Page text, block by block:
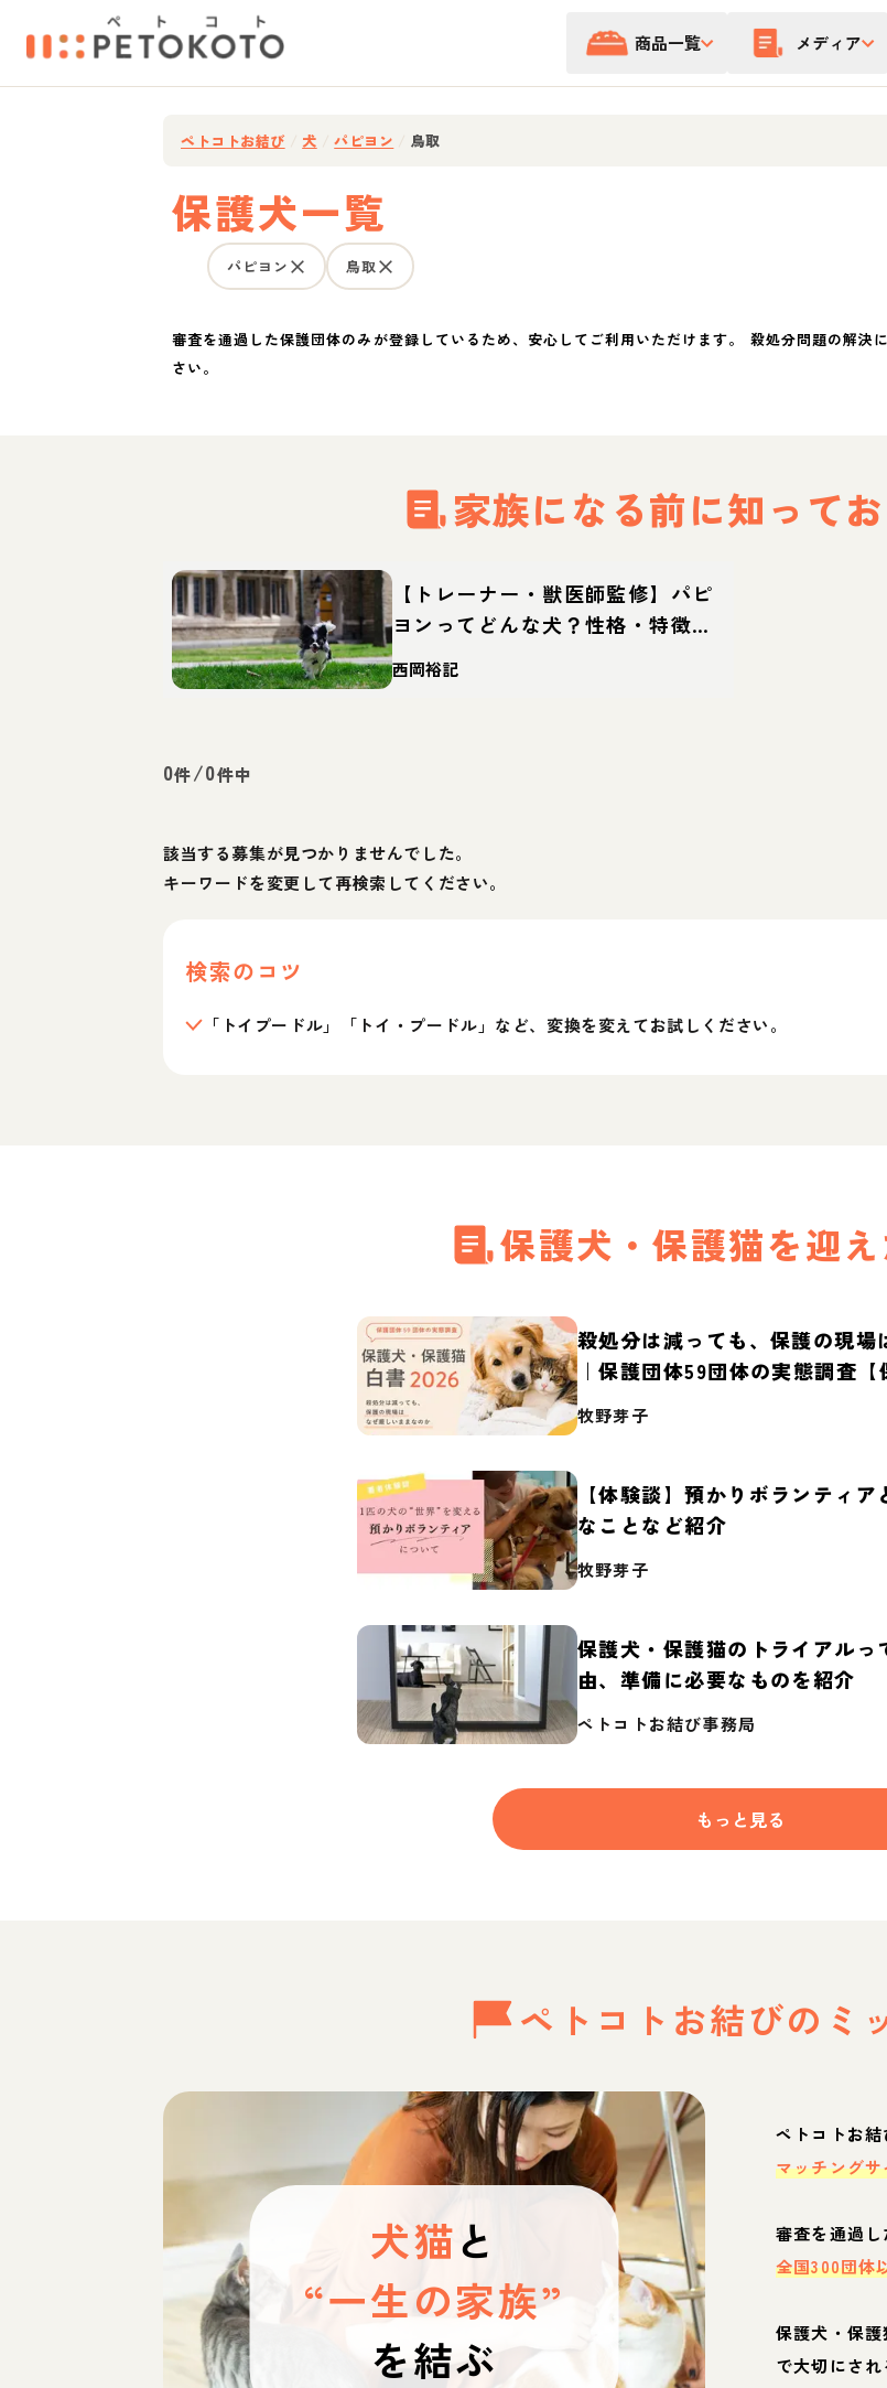
商品一覧 メディア
ペトコトお結び 犬 パピヨン 鳥取
保護犬一覧
パピヨン 鳥取
審査を通過した保護団体のみが登録しているため、安心してご利用いただけます。 殺処分問題の解決
さい。
家族になる前に知って
【トレーナー・獣医師監修】パピ
ヨンってどんな犬？性格・特徴・
育て方・迎え方
西岡裕記
0件/0件中
該当する募集が見つかりませんでした。
キーワードを変更して再検索してください。
検索のコツ
「トイプードル」「トイ・プードル」など、変換を変えてお試しください。
保護犬・保護猫を迎
殺処分は減っても、保護の現
｜保護団体59団体の実態調査
2026】
牧野芽子
【体験談】預かりボランティ
なことなど紹介
牧野芽子
保護犬・保護猫のトライアルっ
由、準備に必要なものを紹介
ペトコトお結び事務局
もっと見る
ペトコトお結びの ミ
犬猫と
“一生の家族”
を結ぶ
ペトコトお結
マッチング
審査を通過し
全国300団体
保護犬・保
で大切にされ